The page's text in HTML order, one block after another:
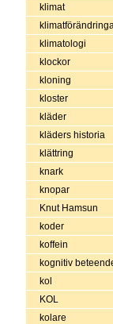
klimat
klimatologi
klockor
kloning
kloster
kläder
kläders historia
klättring
knark
knopar
Knut Hamsun
koder
koffein
kognitiv
kol
KOL
kolare